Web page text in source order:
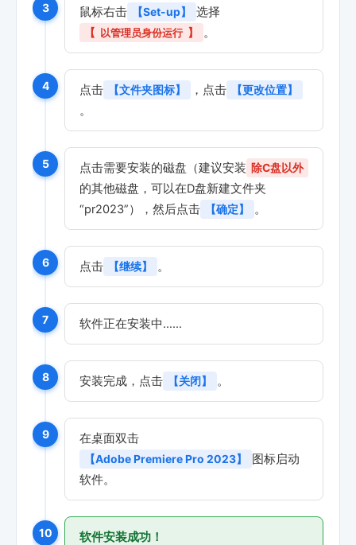
3 鼠标右击 【Set-up】 选择
【 以管理员身份运行 】 。
4 点击 【文件夹图标】 ，点击 【更改位置】
。
5 点击需要安装的磁盘（建议安装 除C盘以外
的其他磁盘，可以在D盘新建文件夹
“pr2023”），然后点击
【确定】 。
6 点击 【继续】 。
7 软件正在安装中……
8 安装完成，点击 【关闭】 。
9 在桌面双击
【Adobe Premiere Pro 2023】
图标启动
软件。
10 软件安装成功！